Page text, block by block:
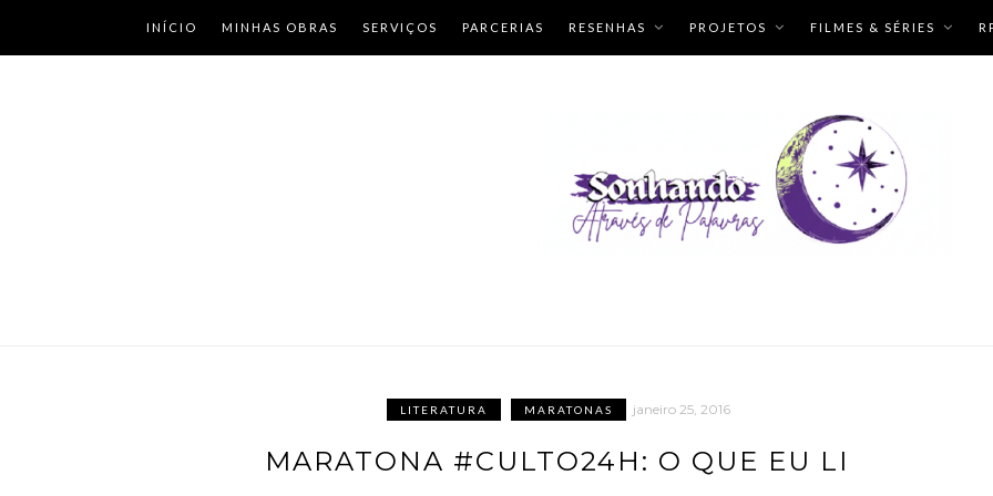
INÍCIO MINHAS OBRAS SERVIÇOS PARCERIAS RESENHAS PROJETOS FILMES & SÉRIES
LITERATURA MARATONAS janeiro 25, 2016
MARATONA #CULTO24H: O QUE EU LI